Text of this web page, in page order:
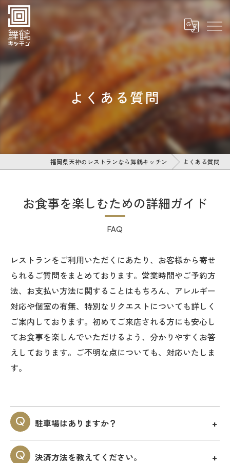
よくある質問
福岡県天神のレストランなら舞鶴キッチン よくある質問
お食事を楽しむための詳細ガイド
FAQ
レストランをご利用いただくにあたり、お客様から寄せ
られるご質問をまとめております。営業時間やご予約方
法、お支払い方法に関することはもちろん、アレルギー
対応や個室の有無、特別なリクエストについても詳しく
ご案内しております。初めてご来店される方にも安心し
てお食事を楽しんでいただけるよう、分かりやすくお答
えしております。ご不明な点についても、対応いたしま
す。
駐車場はありますか？
決済方法を教えてください。